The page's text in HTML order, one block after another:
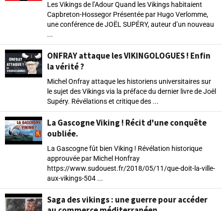
Les Vikings de l’Adour Quand les Vikings habitaient
Capbreton-Hossegor Présentée par Hugo Verlomme,
une conférence de JOËL SUPÉRY, auteur d’un nouveau
...
ONFRAY attaque les VIKINGOLOGUES ! Enfin
la vérité ?
Michel Onfray attaque les historiens universitaires sur
le sujet des Vikings via la préface du dernier livre de Joël
Supéry. Révélations et critique des ...
La Gascogne Viking ! Récit d'une conquête
oubliée.
La Gascogne fût bien Viking ! Révélation historique
approuvée par Michel Honfray
https://www.sudouest.fr/2018/05/11/que-doit-la-ville-
aux-vikings-504 ...
Saga des vikings : une guerre pour accéder